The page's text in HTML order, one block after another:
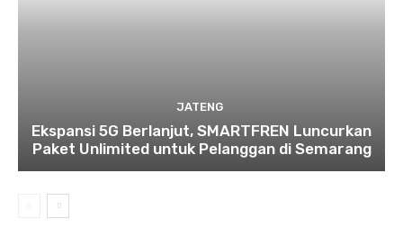
JATENG
Ekspansi 5G Berlanjut, SMARTFREN Luncurkan
Paket Unlimited untuk Pelanggan di Semarang